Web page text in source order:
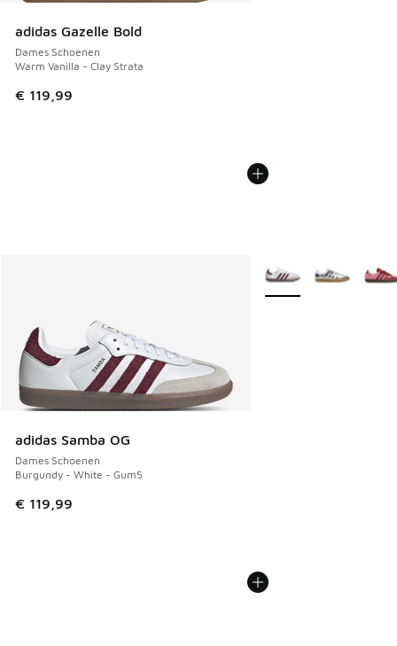
adidas Gazelle Bold
Dames Schoenen
Warm Vanilla - Clay Strata
€ 119,99
adidas Samba OG
Dames Schoenen
Burgundy - White - Gum5
€ 119,99
Meer kleuren